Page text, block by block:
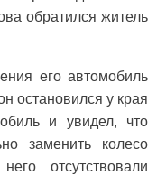
обратился житель
его автомобиль
остановился у края
и увидел, что
заменить колесо
отсутствовали